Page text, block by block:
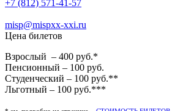
+7 (812) 571-41-57
misp@mispxx-xxi.ru
Цена билетов
Взрослый – 400 руб.*
Пенсионный – 100 руб.
Студенческий – 100 руб.**
Льготный – 100 руб.***